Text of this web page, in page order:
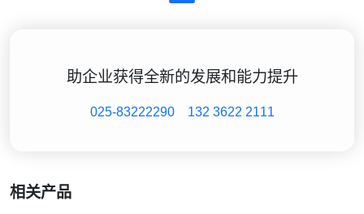
助企业获得全新的发展和能力提升
025-83222290 132 3622 2111
相关产品